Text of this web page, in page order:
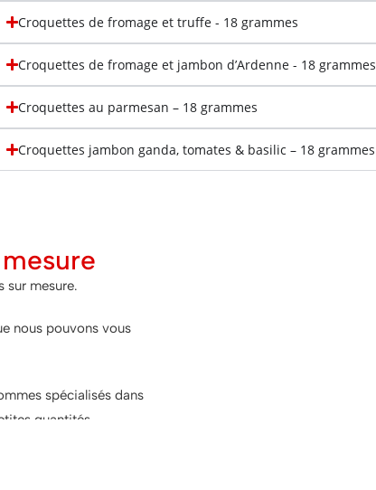
Croquettes de fromage et truffe - 18 grammes
Croquettes de fromage et jambon d’Ardenne - 18 grammes
Croquettes au parmesan – 18 grammes
Croquettes jambon ganda, tomates & basilic – 18 grammes
sur mesure.
nous pouvons vous
spécialisés dans
quantités. ..